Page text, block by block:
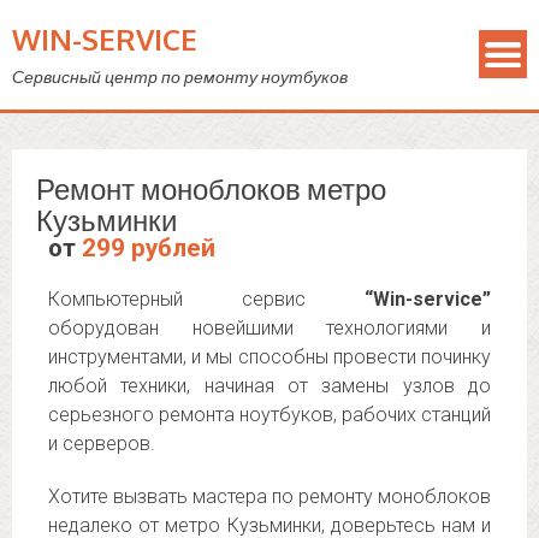
WIN-SERVICE
Сервисный центр по ремонту ноутбуков
Ремонт моноблоков метро
Кузьминки
от 299 рублей
Компьютерный сервис “Win-service”
оборудован новейшими технологиями и
инструментами, и мы способны провести починку
любой техники, начиная от замены узлов до
серьезного ремонта ноутбуков, рабочих станций
и серверов.
Хотите вызвать мастера по ремонту моноблоков
недалеко от метро Кузьминки, доверьтесь нам и